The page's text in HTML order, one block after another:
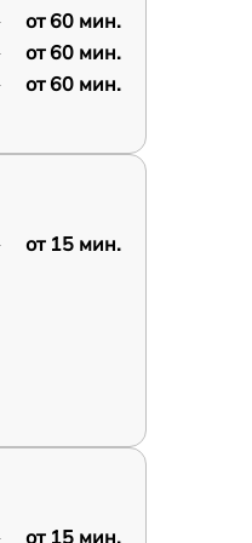
от 60 мин.
от 60 мин.
от 60 мин.
от 15 мин.
от 15 мин.